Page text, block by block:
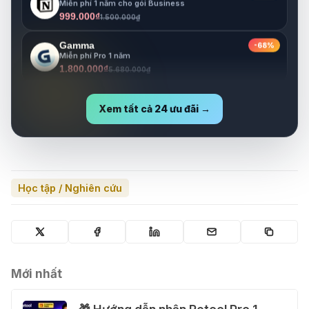
999.000₫1.500.000₫
-68%
Gamma
Miễn phí Pro 1 năm
1.800.000₫ 5.680.000₫
Miễn phí Pro 1 năm
1.800.000₫6.630.000₫
Xem tất cả 24 ưu đãi →
Học tập / Nghiên cứu
Mới nhất